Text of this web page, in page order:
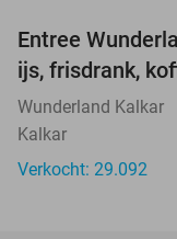
Entree
ijs, frisdrank,
Wunderland Kalkar
Kalkar
Verkocht: 29.092